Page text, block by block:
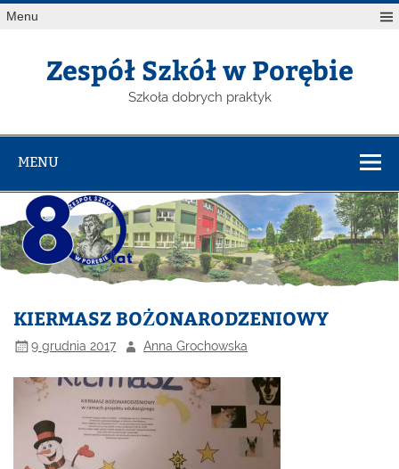
Menu
Zespół Szkół w Porębie
Szkoła dobrych praktyk
MENU
KIERMASZ BOŻONARODZENIOWY
9 grudnia 2017 Anna Grochowska